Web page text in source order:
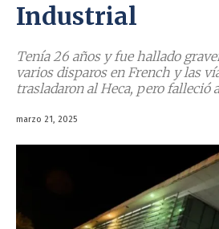
Industrial
Tenía 26 años y fue hallado
varios disparos en French y las
trasladaron al Heca, pero falleció
marzo 21, 2025